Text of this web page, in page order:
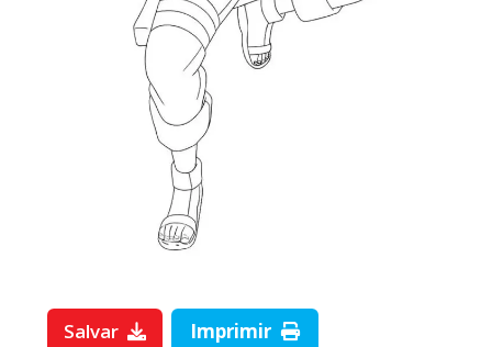
Salvar Imprimir